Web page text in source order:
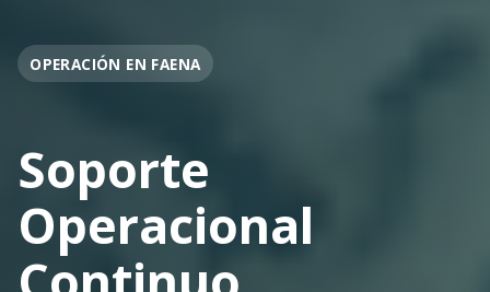
OPERACIÓN EN FAENA
Soporte
Operacional